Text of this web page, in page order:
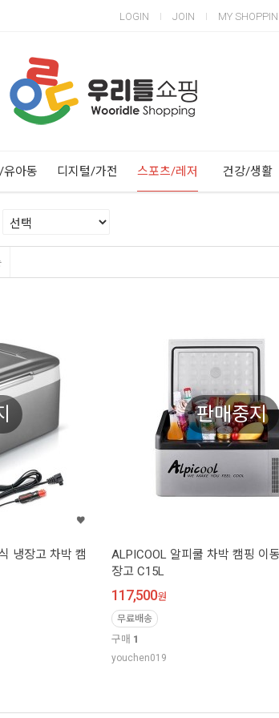
LOGIN JOIN MY
아동 디지털/가전 스포츠/레저 건강/생활
냉장고 차박 캠
판매중지
ALPICOOL 알피쿨 차박 캠핑 이
장고 C15L
117,500원
무료배송
구매 1
youchen019